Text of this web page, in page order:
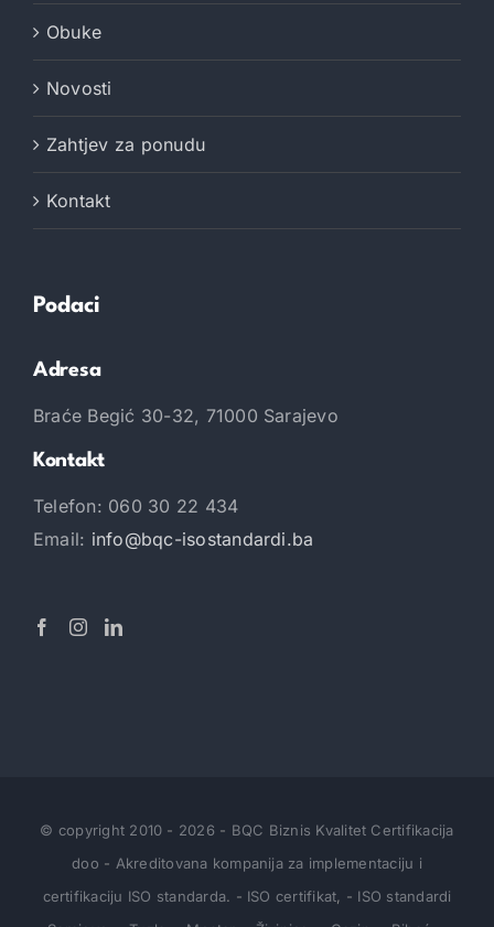
Obuke
Novosti
Zahtjev za ponudu
Kontakt
Podaci
Adresa
Braće Begić 30-32, 71000 Sarajevo
Kontakt
Telefon: 060 30 22 434
Email: info@bqc-isostandardi.ba
© copyright 2010 - 2026 - BQC Biznis Kvalitet Certifikacija
doo - Akreditovana kompanija za implementaciju i
certifikaciju ISO standarda. - ISO certifikat, - ISO standardi